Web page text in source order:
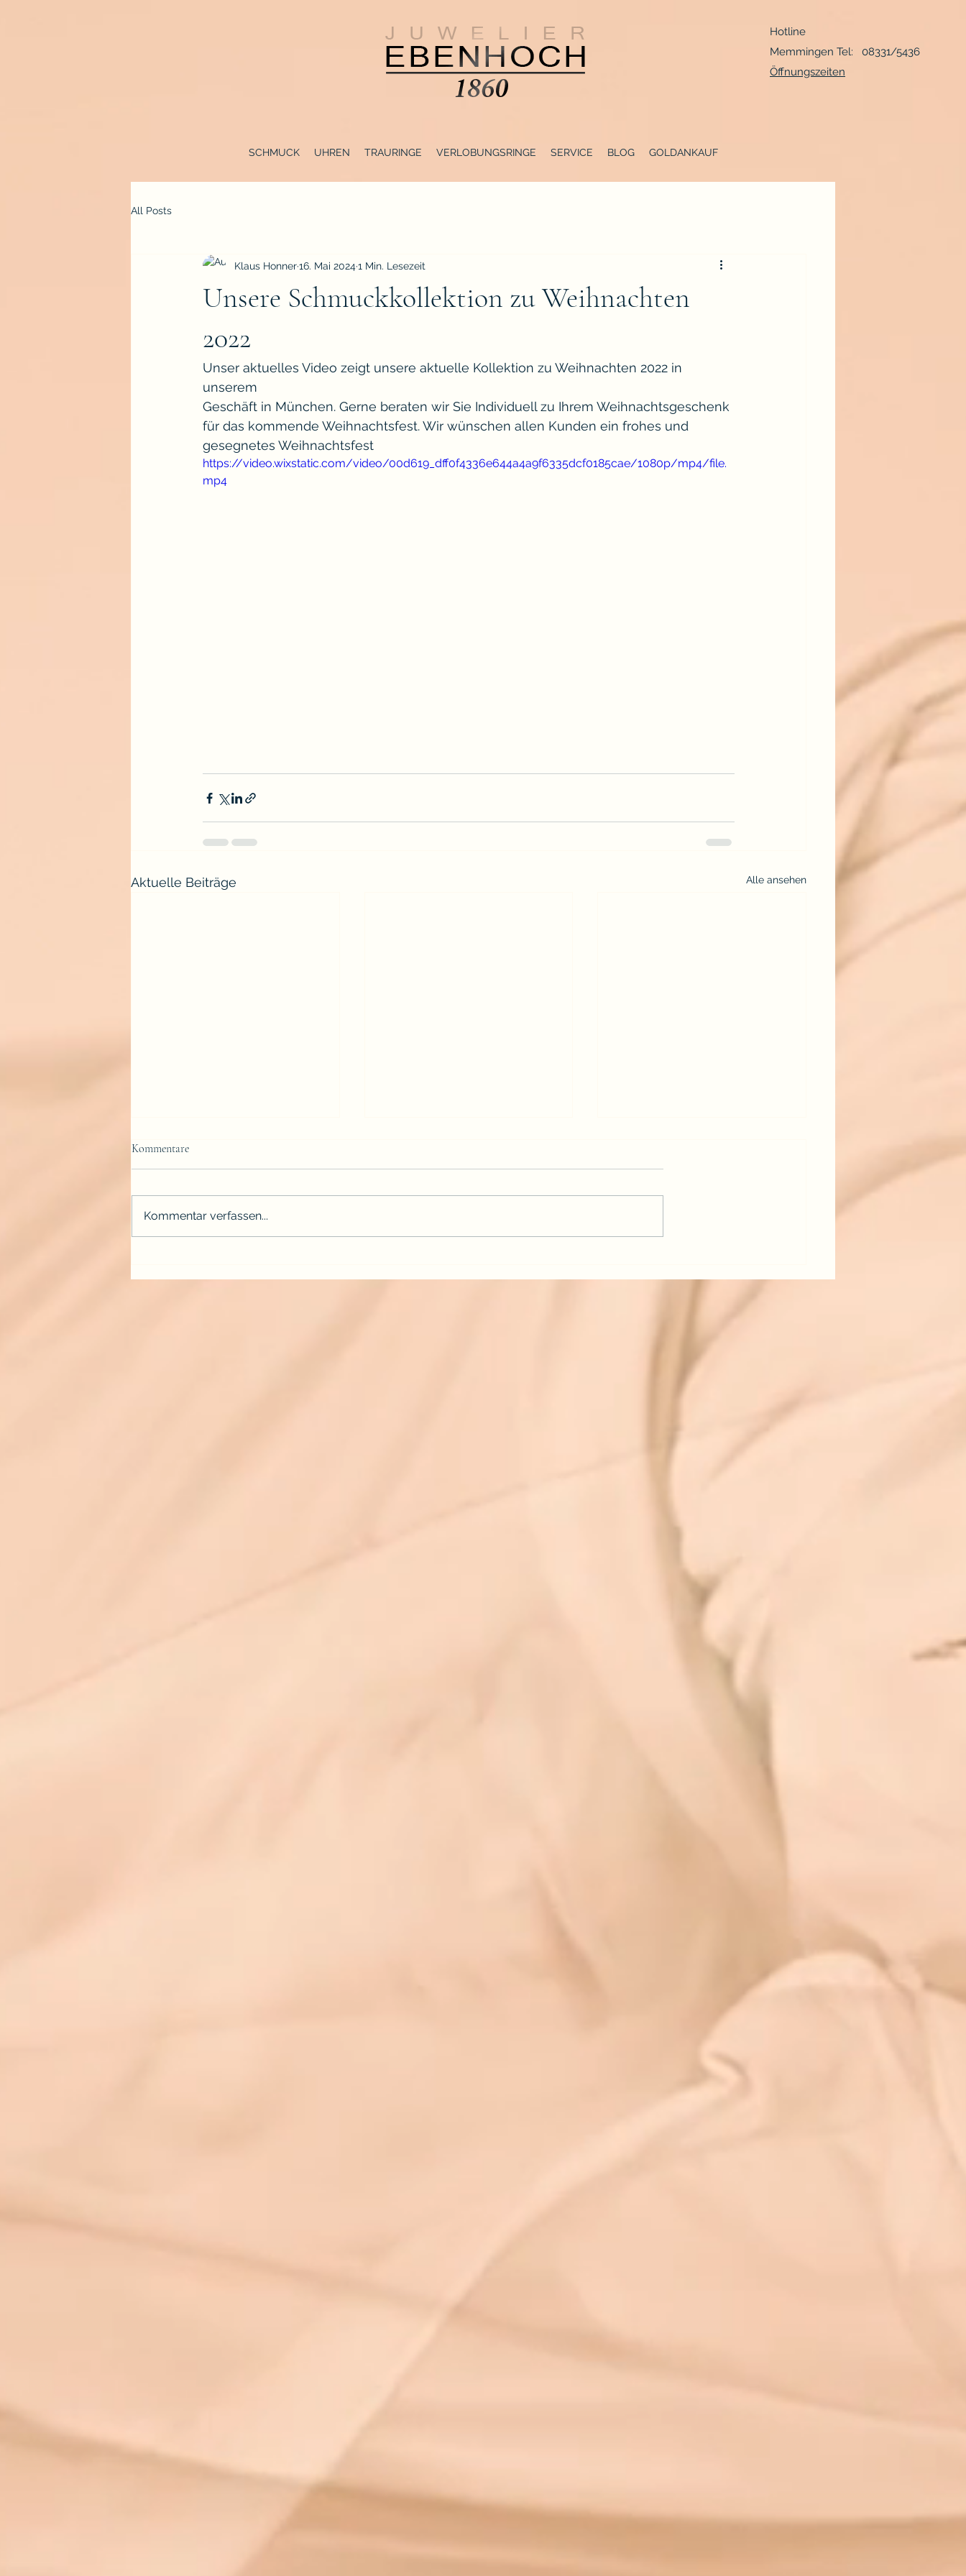
Hotline
Memmingen Tel: 08331/5436
Öffnungszeiten
SCHMUCK UHREN TRAURINGE VERLOBUNGSRINGE SERVICE BLOG GOLDANKAUF
All Posts
Unsere Schmuckkollektion zu Weihnachten
2022
Klaus Honner16. Mai 20241 Min. Lesezeit
Unser aktuelles Video zeigt unsere aktuelle Kollektion zu Weihnachten 2022 in
unserem
Geschäft in München. Gerne beraten wir Sie Individuell zu Ihrem Weihnachtsgeschenk
für das kommende Weihnachtsfest. Wir wünschen allen Kunden ein frohes und
gesegnetes Weihnachtsfest
https://video.wixstatic.com/video/00d619_dff0f4336e644a4a9f6335dcf0185cae/1080p/mp4/file.
mp4
Aktuelle Beiträge Alle ansehen
Kommentare
Kommentar verfassen...